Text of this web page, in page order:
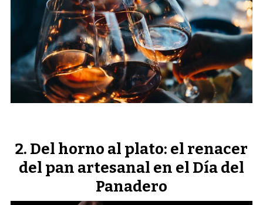
Del horno al plato: el renacer
del pan artesanal en el Día del
Panadero